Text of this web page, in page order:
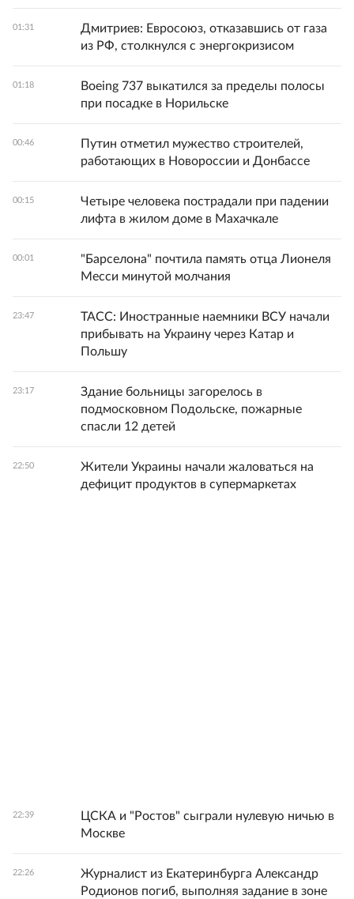
01:31
Дмитриев: Евросоюз, отказавшись от газа
из РФ, столкнулся с энергокризисом
01:18
Boeing 737 выкатился за пределы полосы
при посадке в Норильске
00:46
Путин отметил мужество строителей,
работающих в Новороссии и Донбассе
00:15
Четыре человека пострадали при падении
лифта в жилом доме в Махачкале
00:01
"Барселона" почтила память отца Лионеля
Месси минутой молчания
23:47
ТАСС: Иностранные наемники ВСУ начали
прибывать на Украину через Катар и
Польшу
23:17
Здание больницы загорелось в
подмосковном Подольске, пожарные
спасли 12 детей
22:50
Жители Украины начали жаловаться на
дефицит продуктов в супермаркетах
22:39
ЦСКА и "Ростов" сыграли нулевую ничью в
Москве
22:26
Журналист из Екатеринбурга Александр
Родионов погиб, выполняя задание в зоне